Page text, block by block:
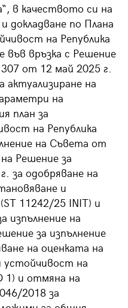
в качеството си на
докладване по Плана
на Република
във връзка с Решение
от 12 май 2025 г.
актуализиране на
на
план за
на Република
на Съвета от
Решение за
за одобряване на
и
11242/25 INIT) и
изпълнение на
за изпълнение
на оценката на
устойчивост на
1) и отмяна на
2018 за